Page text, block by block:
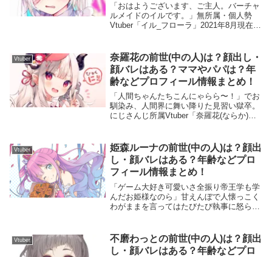
「おはようございます、ご主人。バーチャ
ルメイドのイルです。」無所属・個人勢
Vtuber「イル_フローラ」2021年8月現在、
字を書くこと」というだけあって...
Vtuber
奈羅花の前世(中の人)は？顔出し・
顔バレはある？ママやパパは？年
齢などプロフィール情報まとめ！
「人間ちゃんたちこんにゃらら〜！」でお
馴染み、人間界に舞い降りた見習い獄卒。
にじさんじ所属Vtuber「奈羅花(ならか)」
のゲームがとにかく大好きで、...
Vtuber
姫森ルーナの前世(中の人)は？顔出
し・顔バレはある？年齢などプロ
フィール情報まとめ！
「ゲーム大好き可愛いさ全振り帝王学も学
んだお姫様なのら」甘えんぼで人懐っこく
わがままを言ってはたびたび執事に怒られ
Vtuber「姫森ルーナ」 2022年2月現在、
YouTu...
Vtuber
不磨わっとの前世(中の人)は？顔出
し・顔バレはある？年齢などプロ